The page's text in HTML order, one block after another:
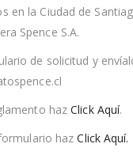
en la Ciudad de
Spence S.A.
de solicitud y
hazClick Aquí.
haz Click Aquí.